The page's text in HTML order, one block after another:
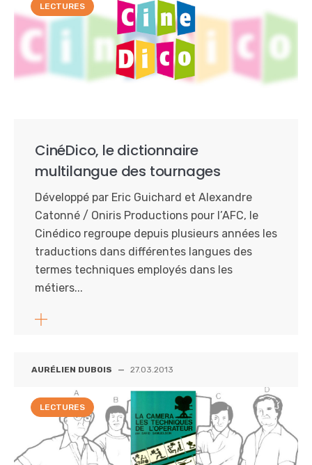
LECTURES
CinéDico, le dictionnaire
multilangue des tournages
Développé par Eric Guichard et Alexandre
Catonné / Oniris Productions pour l’AFC, le
Cinédico regroupe depuis plusieurs années les
traductions dans différentes langues des
termes techniques employés dans les
métiers...
AURÉLIEN DUBOIS — 27.03.2013
LECTURES